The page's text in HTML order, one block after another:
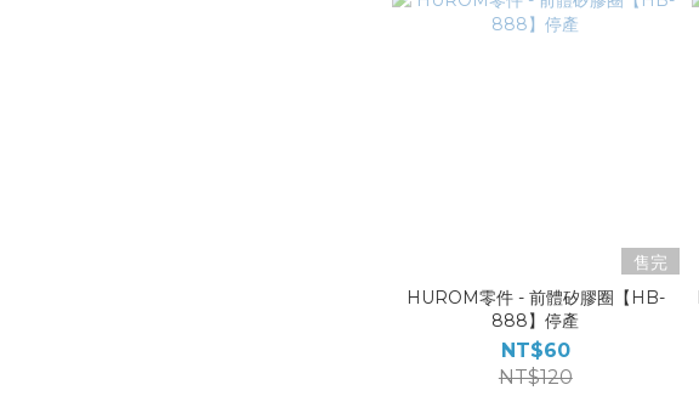
售完
HUROM零件 - 前體矽膠圈【HB-
888】停產
NT$60
NT$120